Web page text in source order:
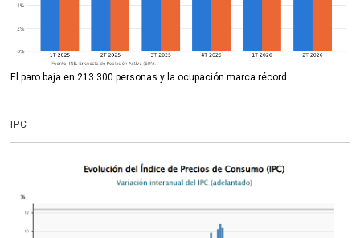
El paro baja en 213.300 personas y la ocupación marca récord
IPC